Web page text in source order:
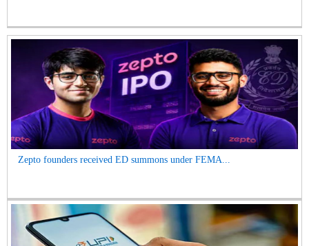
Zepto founders received ED summons under FEMA...